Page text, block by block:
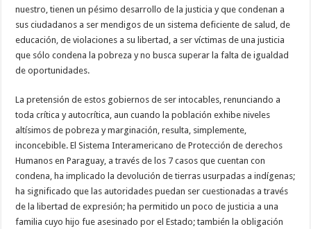
nuestro, tienen un pésimo desarrollo de la justicia y que condenan a
sus ciudadanos a ser mendigos de un sistema deficiente de salud, de
educación, de violaciones a su libertad, a ser víctimas de una justicia
que sólo condena la pobreza y no busca superar la falta de igualdad
de oportunidades.
La pretensión de estos gobiernos de ser intocables, renunciando a
toda crítica y autocrítica, aun cuando la población exhibe niveles
altísimos de pobreza y marginación, resulta, simplemente,
inconcebible. El Sistema Interamericano de Protección de derechos
Humanos en Paraguay, a través de los 7 casos que cuentan con
condena, ha implicado la devolución de tierras usurpadas a indígenas;
ha significado que las autoridades puedan ser cuestionadas a través
de la libertad de expresión; ha permitido un poco de justicia a una
familia cuyo hijo fue asesinado por el Estado; también la obligación